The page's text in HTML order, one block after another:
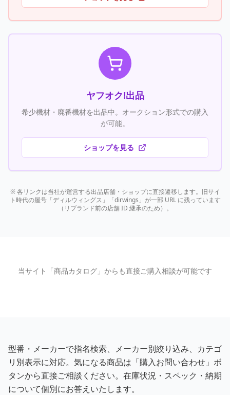
ヤフオク!出品
希少機材・廃番機材を出品中。オークション形式での購入
が可能。
ショップを見る
※ 各リンクは当社が運営する出品店舗・ショップに直接遷移します。旧サイ
ト時代の屋号「ディルウィングス」「dirwings」が一部 URL に残っています
（リブランド前の店舗 ID 継承のため）。
当サイト「商品カタログ」からも直接ご購入相談が可能です
型番・メーカーで指名検索、メーカー別絞り込み、カテゴ
リ別表示に対応。気になる商品は「購入お問い合わせ」ボ
タンから直接ご相談ください。在庫状況・スペック・納期
について個別にお答えいたします。